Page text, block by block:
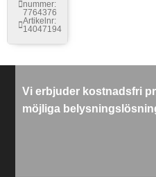
nummer:
7764376
Artikelnr:
14047194
Vi erbjuder kostnadsfri
möjliga